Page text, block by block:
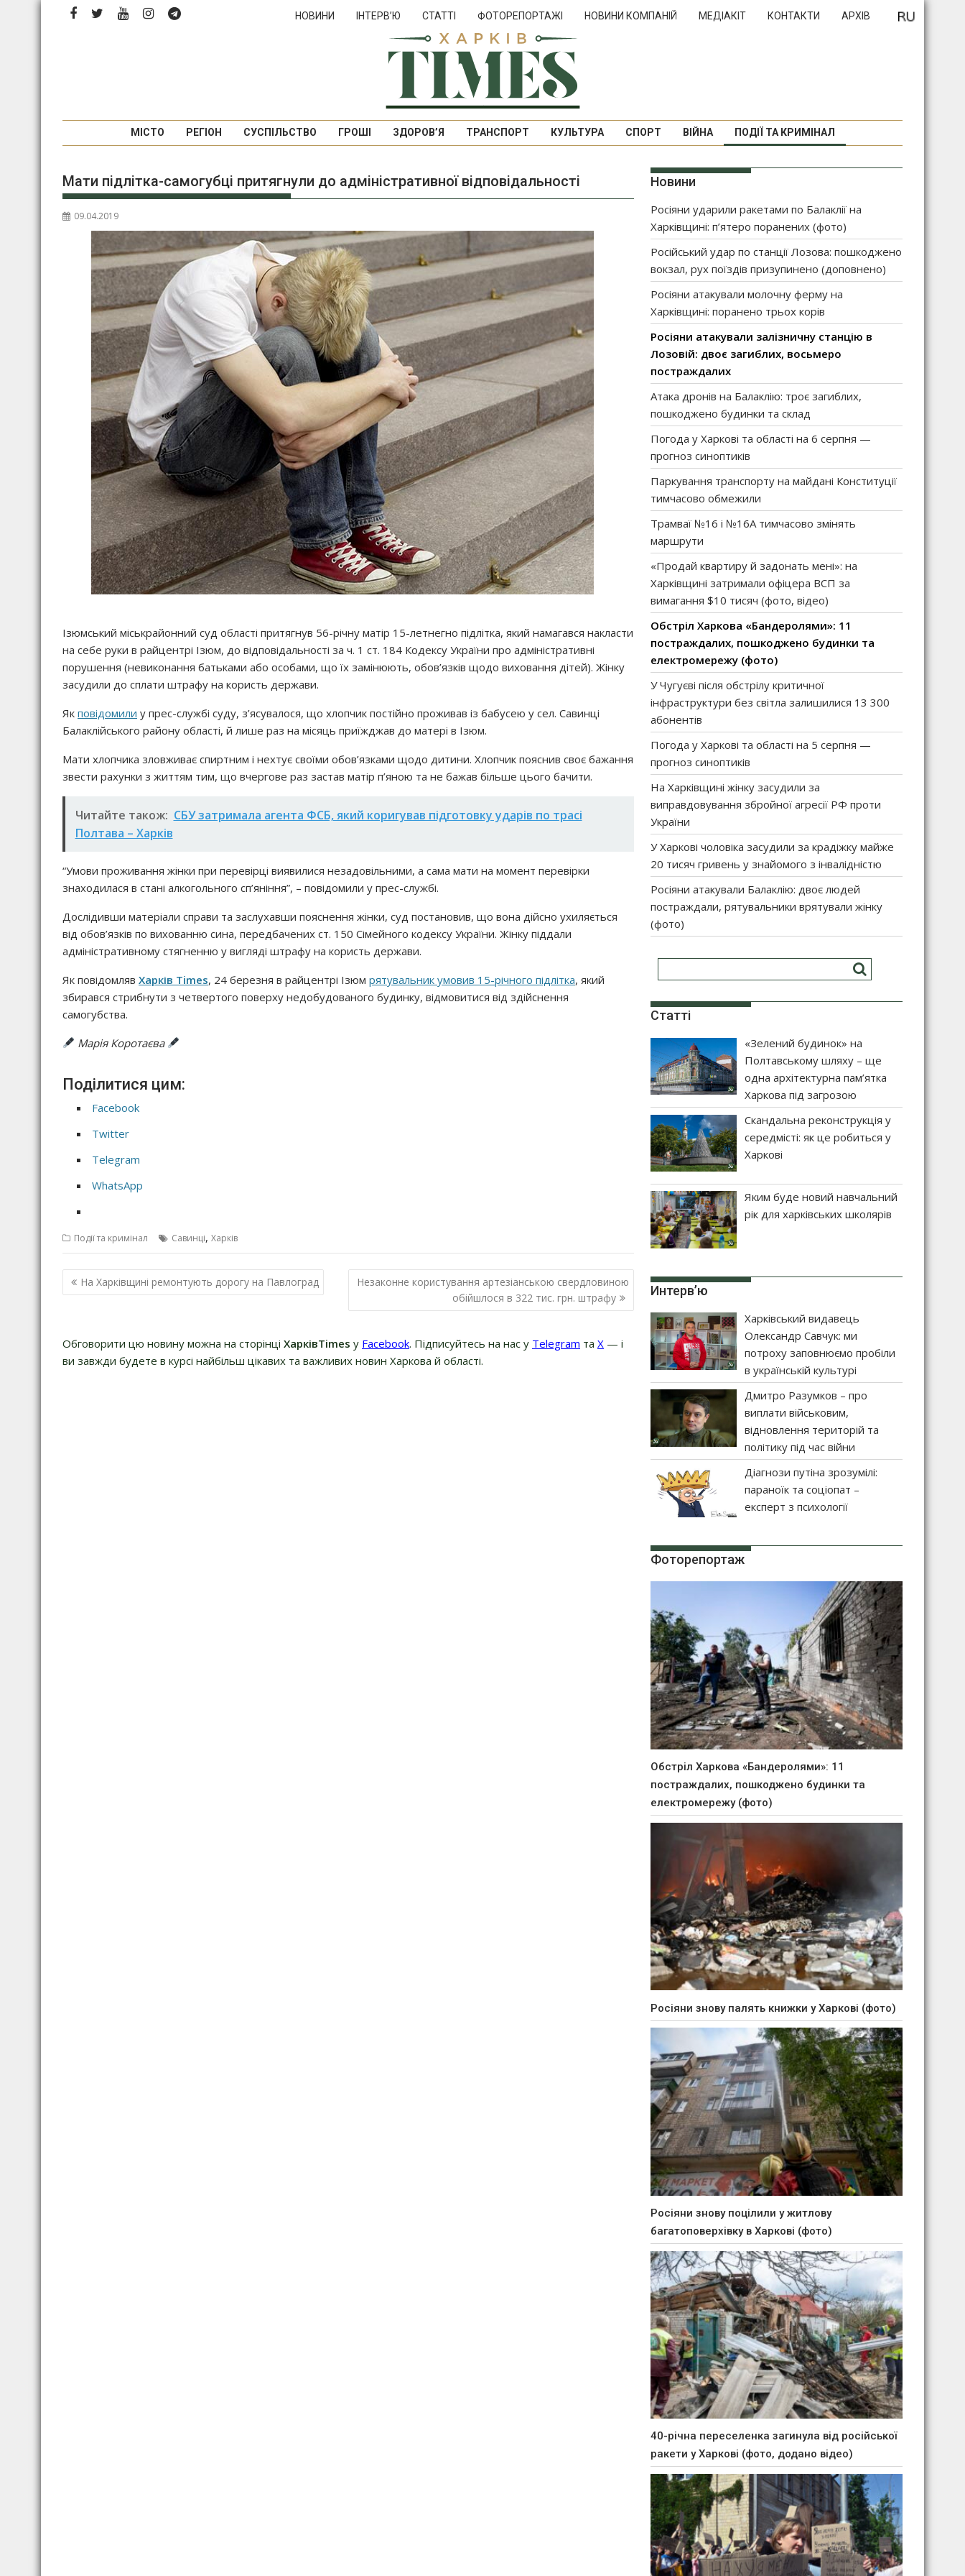
НОВИНИ ІНТЕРВ’Ю СТАТТІ ФОТОРЕПОРТАЖІ НОВИНИ КОМПАНІЙ МЕДІАКІТ КОНТАКТИ АРХІВ
МІСТО РЕГІОН СУСПІЛЬСТВО ГРОШІ ЗДОРОВ’Я ТРАНСПОРТ КУЛЬТУРА СПОРТ ВІЙНА ПОДІЇ ТА КРИМІНАЛ
Мати підлітка-самогубці притягнули до адміністративної відповідальності
09.04.2019
Ізюмський міськрайонний суд області притягнув 56-річну матір 15-летнегно підлітка, який намагався накласти
на себе руки в райцентрі Ізюм, до відповідальності за ч. 1 ст. 184 Кодексу України про адміністративні
порушення (невиконання батьками або особами, що їх замінюють, обов’язків щодо виховання дітей). Жінку
засудили до сплати штрафу на користь держави.
Як повідомили у прес-службі суду, з’ясувалося, що хлопчик постійно проживав із бабусею у сел. Савинці
Балаклійського району області, й лише раз на місяць приїжджав до матері в Ізюм.
Мати хлопчика зловживає спиртним і нехтує своїми обов’язками щодо дитини. Хлопчик пояснив своє бажання
звести рахунки з життям тим, що вчергове раз застав матір п’яною та не бажав більше цього бачити.
Читайте також: СБУ затримала агента ФСБ, який коригував підготовку ударів по трасі
Полтава – Харків
“Умови проживання жінки при перевірці виявилися незадовільними, а сама мати на момент перевірки
знаходилася в стані алкогольного сп’яніння”, – повідомили у прес-службі.
Дослідивши матеріали справи та заслухавши пояснення жінки, суд постановив, що вона дійсно ухиляється
від обов’язків по вихованню сина, передбачених ст. 150 Сімейного кодексу України. Жінку піддали
адміністративному стягненню у вигляді штрафу на користь держави.
Як повідомляв Харків Times, 24 березня в райцентрі Ізюм рятувальник умовив 15-річного підлітка, який
збирався стрибнути з четвертого поверху недобудованого будинку, відмовитися від здійснення
самогубства.
Марія Коротаєва
Поділитися цим:
Facebook
Twitter
Telegram
WhatsApp
Події та кримінал Савинці, Харків
Н
а
і
г
На Харківщині ремонтують дорогу на Павлоград
Незаконне користування артезіанською свердловиною
обійшлося в 322 тис. грн. штрафу
Обговорити цю новину можна на сторінці ХарківTimes у Facebook. Підписуйтесь на нас у Telegram та Х — і
ви завжди будете в курсі найбільш цікавих та важливих новин Харкова й області.
Новини
Росіяни ударили ракетами по Балаклії на
Харківщині: п’ятеро поранених (фото)
Російський удар по станції Лозова: пошкоджено
вокзал, рух поїздів призупинено (доповнено)
Росіяни атакували молочну ферму на
Харківщині: поранено трьох корів
Росіяни атакували залізничну станцію в
Лозовій: двоє загиблих, восьмеро
постраждалих
Атака дронів на Балаклію: троє загиблих,
пошкоджено будинки та склад
Погода у Харкові та області на 6 серпня —
прогноз синоптиків
Паркування транспорту на майдані Конституції
тимчасово обмежили
Трамваї №16 і №16А тимчасово змінять
маршрути
«Продай квартиру й задонать мені»: на
Харківщині затримали офіцера ВСП за
вимагання $10 тисяч (фото, відео)
Обстріл Харкова «Бандеролями»: 11
постраждалих, пошкоджено будинки та
електромережу (фото)
У Чугуєві після обстрілу критичної
інфраструктури без світла залишилися 13 300
абонентів
Погода у Харкові та області на 5 серпня —
прогноз синоптиків
На Харківщині жінку засудили за
виправдовування збройної агресії РФ проти
України
У Харкові чоловіка засудили за крадіжку майже
20 тисяч гривень у знайомого з інвалідністю
Росіяни атакували Балаклію: двоє людей
постраждали, рятувальники врятували жінку
(фото)
Статті
«Зелений будинок» на
Полтавському шляху – ще
одна архітектурна пам’ятка
Харкова під загрозою
Скандальна реконструкція у
середмісті: як це робиться у
Харкові
Яким буде новий навчальний
рік для харківських школярів
Интерв’ю
Харківський видавець
Олександр Савчук: ми
потроху заповнюємо пробіли
в українській культурі
Дмитро Разумков – про
виплати військовим,
відновлення територій та
політику під час війни
Діагнози путіна зрозумілі:
параноїк та соціопат –
експерт з психології
Фоторепортаж
Обстріл Харкова «Бандеролями»: 11
постраждалих, пошкоджено будинки та
електромережу (фото)
Росіяни знову палять книжки у Харкові (фото)
Росіяни знову поцілили у житлову
багатоповерхівку в Харкові (фото)
40-річна переселенка загинула від російської
ракети у Харкові (фото, додано відео)